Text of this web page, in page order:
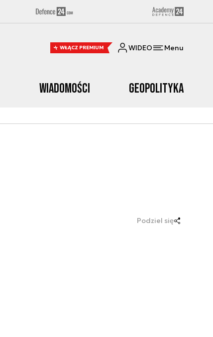
WŁĄCZ PREMIUM WIDEO Menu
Wiadomości Geopolityka
Podziel się